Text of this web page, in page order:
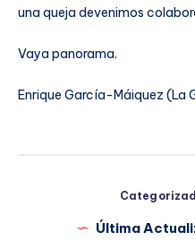
una queja devenimos
Vaya panorama.
Enrique García-Máiquez (La
Última